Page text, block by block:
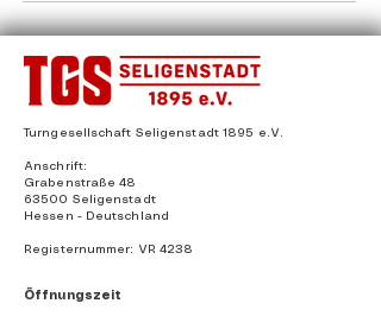
Turngesellschaft Seligenstadt 1895 e.V.
Anschrift:
Grabenstraße 48
63500 Seligenstadt
Hessen - Deutschland
Registernummer: VR 4238
Öffnungszeit